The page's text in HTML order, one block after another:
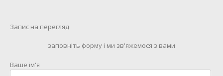
Запис на перегляд
заповніть форму і ми зв'яжемося з вами
Ваше ім'я